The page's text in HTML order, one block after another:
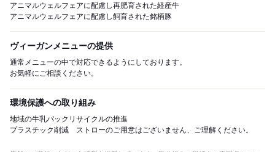
アニマルウェルフェアに配慮し再肥育された経産牛
アニマルウェルフェアに配慮し飼育された銘柄豚
ヴィーガンメニューの提供
通常メニューの中で対応できるようにしております。
お気軽にご相談ください。
環境保護への取り組み
地域の牛乳パックリサイクルの推進
プラスチック削減 ストローのご用意はございません、ご理解ください。